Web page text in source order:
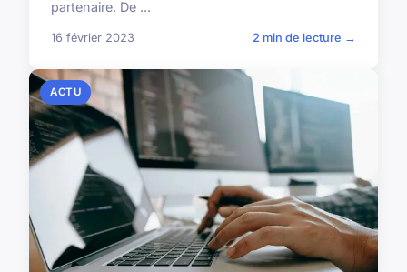
partenaire. De ...
16 février 2023 2 min de lecture →
ACTU